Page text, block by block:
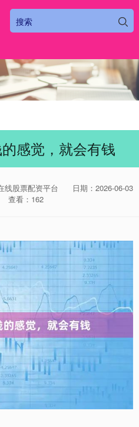
感觉，就会有钱
线股票配资平台
日期：2026-06-03
查看：162